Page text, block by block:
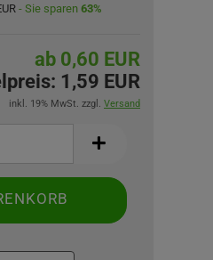
- Sie sparen63%
ab 0,60 EUR
1,59 EUR
inkl. 19% MwSt. zzgl. Versand